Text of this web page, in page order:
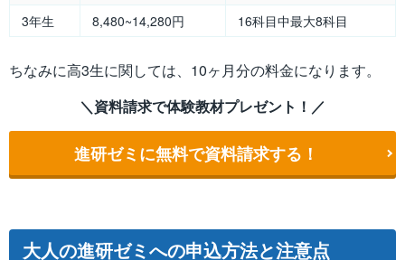
3年生
8,480~14,280円 16科目中最大8科目
ちなみに高3生に関しては、10ヶ月分の料金になります。
＼資料請求で体験教材プレゼント！／
進研ゼミに無料で資料請求する！
大人の進研ゼミへの申込方法と注意点